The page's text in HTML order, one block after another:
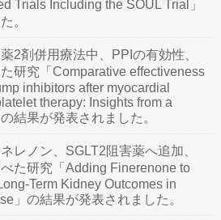
Trials Including the SOUL Trial」
。
2剤併用療法中、PPIの有効性、
研究「Comparative effectiveness
inhibitors after myocardial
therapy: Insights from a
結果が発表されました。
レノン、SGLT2阻害薬へ追加、
た研究「Adding Finerenone to
Term Kidney Outcomes in
」の結果が発表されました。